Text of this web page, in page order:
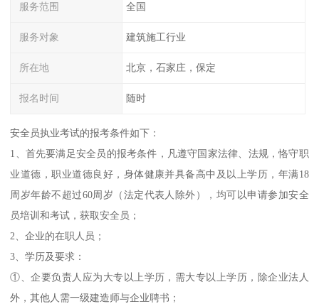
服务范围 全国
服务对象 建筑施工行业
所在地 北京，石家庄，保定
报名时间 随时
安全员执业考试的报考条件如下：
1、首先要满足安全员的报考条件，凡遵守国家法律、法规，恪守职
业道德，职业道德良好，身体健康并具备高中及以上学历，年满18
周岁年龄不超过60周岁（法定代表人除外），均可以申请参加安全
员培训和考试，获取安全员；
2、企业的在职人员；
3、学历及要求：
①、企要负责人应为大专以上学历，需大专以上学历，除企业法人
外，其他人需一级建造师与企业聘书；